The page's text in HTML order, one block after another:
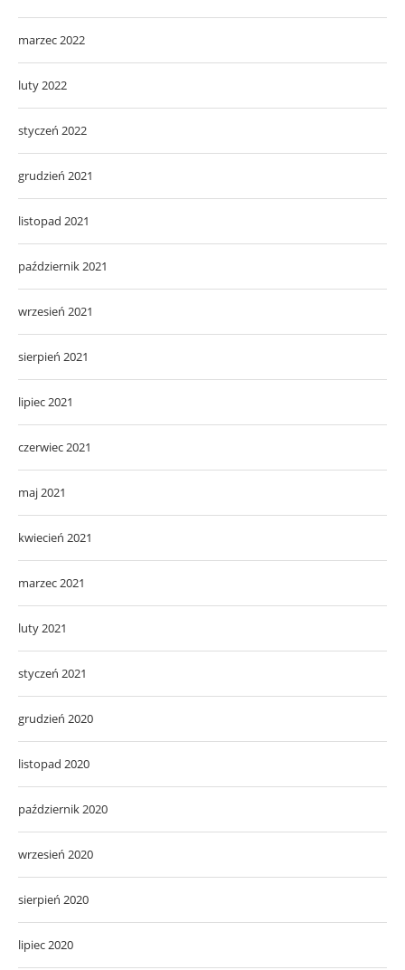
marzec 2022
luty 2022
styczeń 2022
grudzień 2021
listopad 2021
październik 2021
wrzesień 2021
sierpień 2021
lipiec 2021
czerwiec 2021
maj 2021
kwiecień 2021
marzec 2021
luty 2021
styczeń 2021
grudzień 2020
listopad 2020
październik 2020
wrzesień 2020
sierpień 2020
lipiec 2020